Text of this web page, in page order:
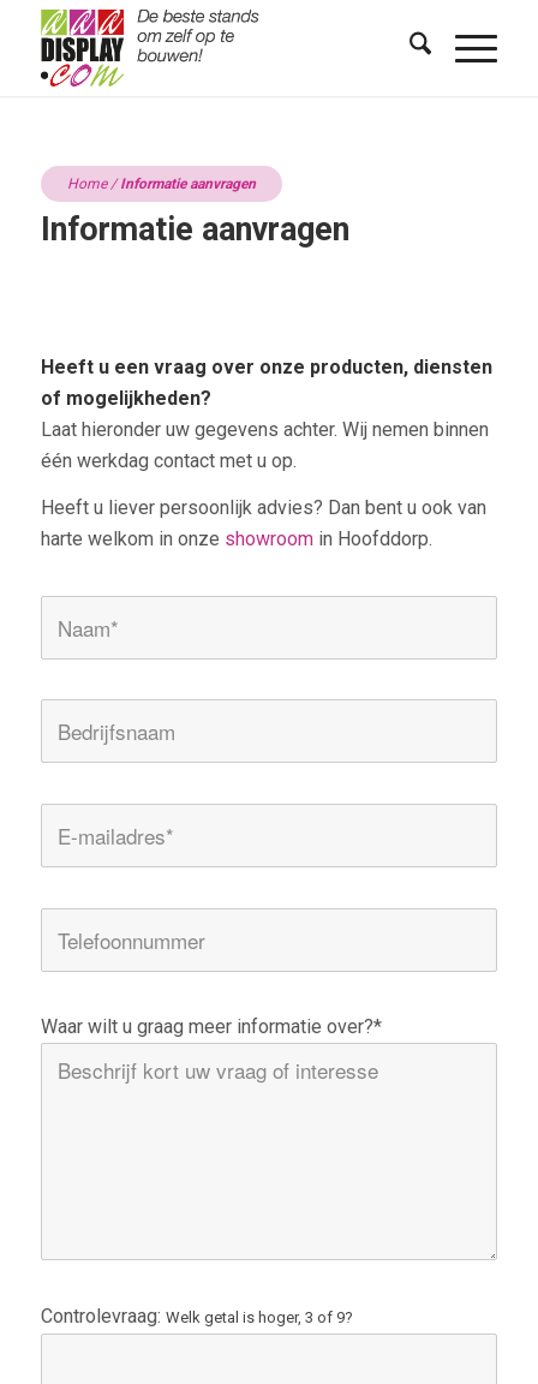
Home/Informatie aanvragen
Informatie aanvragen
Heeft u een vraag over onze producten, diensten
of mogelijkheden?
Laat hieronder uw gegevens achter. Wij nemen binnen
één werkdag contact met u op.
Heeft u liever persoonlijk advies? Dan bent u ook van
harte welkom in onze showroomin Hoofddorp.
Waar wilt u graag meer informatie over?*
Controlevraag: Welk getal is hoger, 3 of 9?